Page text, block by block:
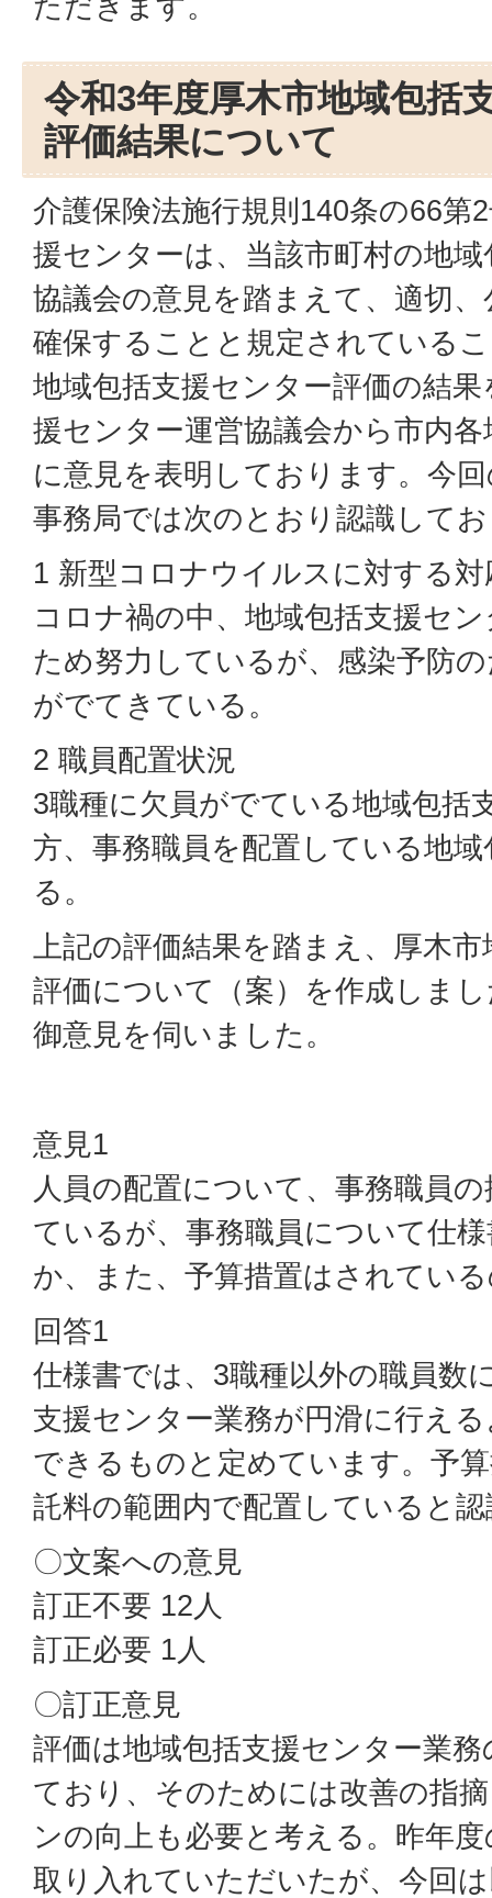
令和3年度厚木市地域包括
評価結果について
介護保険法施行規則140条の66第
援センターは、当該市町村の地
協議会の意見を踏まえて、適切
確保することと規定されている
地域包括支援センター評価の結
援センター運営協議会から市内
に意見を表明しております。今
事務局では次のとおり認識して
1 新型コロナウイルスに対する対
コロナ禍の中、地域包括支援セ
ため努力しているが、感染予防
がでてきている。
2 職員配置状況
3職種に欠員がでている地域包括
方、事務職員を配置している地
る。
上記の評価結果を踏まえ、厚木
評価について（案）を作成しま
御意見を伺いました。
意見1
人員の配置について、事務職員
ているが、事務職員について仕
か、また、予算措置はされてい
回答1
仕様書では、3職種以外の職員数
支援センター業務が円滑に行え
できるものと定めています。予
託料の範囲内で配置していると
〇文案への意見
訂正不要 12人
訂正必要 1人
〇訂正意見
評価は地域包括支援センター業
ており、そのためには改善の指
ンの向上も必要と考える。昨年
取り入れていただいたが、今回